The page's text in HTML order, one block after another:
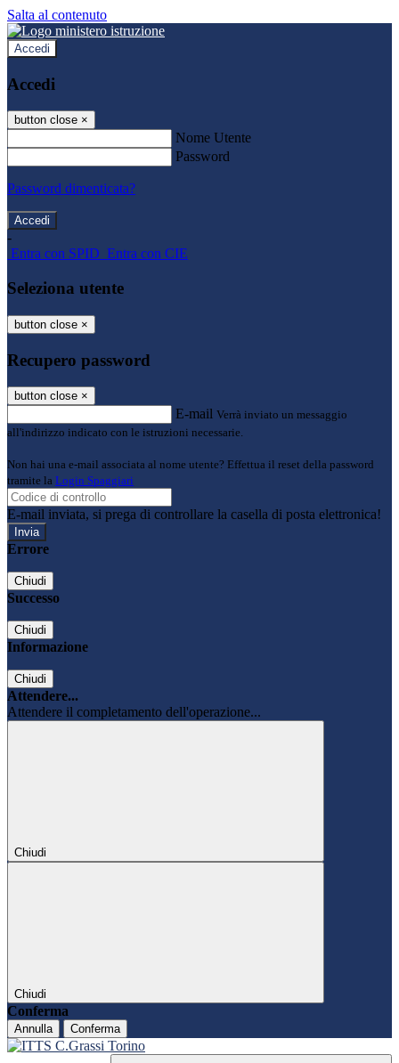
Salta al contenuto
Accedi
Accedi
button close ×
Nome Utente
Password
Password dimenticata?
-
Entra con SPID Entra con CIE
Seleziona utente
button close ×
Recupero password
button close ×
E-mail Verrà inviato un messaggio
all'indirizzo indicato con le istruzioni necessarie.
Non hai una e-mail associata al nome utente? Effettua il reset della password
tramite la Login Spaggiari
E-mail inviata, si prega di controllare la casella di posta elettronica!
Errore
Chiudi
Successo
Chiudi
Informazione
Chiudi
Attendere...
Attendere il completamento dell'operazione...
Chiudi
Chiudi
Conferma
Annulla Conferma